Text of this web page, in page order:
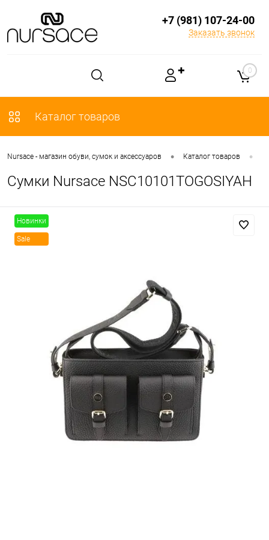
+7 (981) 107-24-00
Заказать звонок
✚ 0
Каталог товаров
Nursace - магазин обуви, сумок и аксессуаров • Каталог товаров •
Сумки Nursace NSC10101TOGOSIYAH
Новинки
Sale